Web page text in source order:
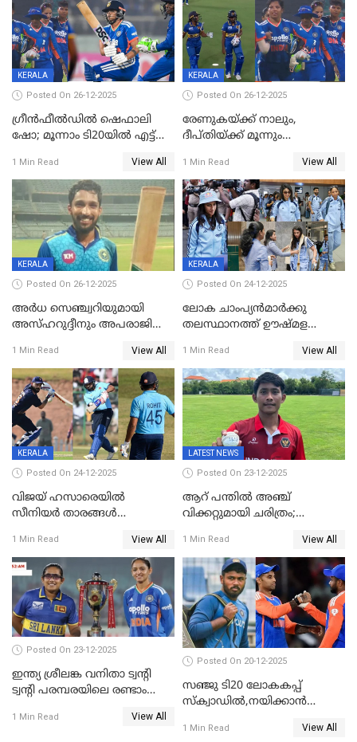
KERALA
Posted On 26-12-2025
ഗ്രീന്‍ഫീല്‍ഡില്‍ ഷെഫാലി
ഷോ; മൂന്നാം ടി20യിൽ എട്ട്
വനിതകള്‍ക്കെതിരായ ടി20
പരമ്പര ഇന്ത്യക്ക്
1 Min Read View All
KERALA
Posted On 26-12-2025
രേണുകയ്ക്ക് നാലും,
ദീപ്തിയ്ക്ക് മൂന്നും
ടി20യിലും ശ്രീലങ്കയ്ക്ക്
ബാറ്റിംഗ് തകര്‍ച്ച; ഇന്ത്യയ്ക്ക്
വിജയലക്ഷ്യം 113 റൺസ്
1 Min Read View All
KERALA
Posted On 26-12-2025
അർധ സെഞ്ച്വറിയുമായി
അസ്ഹറുദ്ദീനും അപരാജിതും
റൺസ് വിജയലക്ഷ്യമുയർത്തി
കേരളം
1 Min Read View All
KERALA
Posted On 24-12-2025
ലോക ചാംപ്യൻമാർക്കു
തലസ്ഥാനത്ത് ഊഷ്മള
മത്സരം ജയിച്ചാൽ ഇന്ത്യയ്ക്കു
പരമ്പര
1 Min Read View All
KERALA
Posted On 24-12-2025
വിജയ് ഹസാരെയിൽ
സീനിയർ താരങ്ങൾ
സച്ചിന്‍റെ റെക്കോഡ് മറികടന്ന്
കോഹ്‌ലി, രോഹിത്
വാർണർക്കൊപ്പം
1 Min Read View All
LATEST NEWS
Posted On 23-12-2025
ആറ് പന്തിൽ അഞ്ച്
വിക്കറ്റുമായി ചരിത്രം;
റെക്കോഡുമായി
ഇന്തോനേഷ്യൻ താരം
1 Min Read View All
Posted On 23-12-2025
ഇന്ത്യ ശ്രീലങ്ക വനിതാ ട്വന്റി
ട്വന്റി പരമ്പരയിലെ രണ്ടാം
1 Min Read View All
Posted On 20-12-2025
സഞ്ജു ടി20 ലോകകപ്പ്
സ്‌ക്വാഡിൽ,നയിക്കാൻ
പ്രഖ്യാപിച്ച് ബി.സി.സി.ഐ
1 Min Read View All